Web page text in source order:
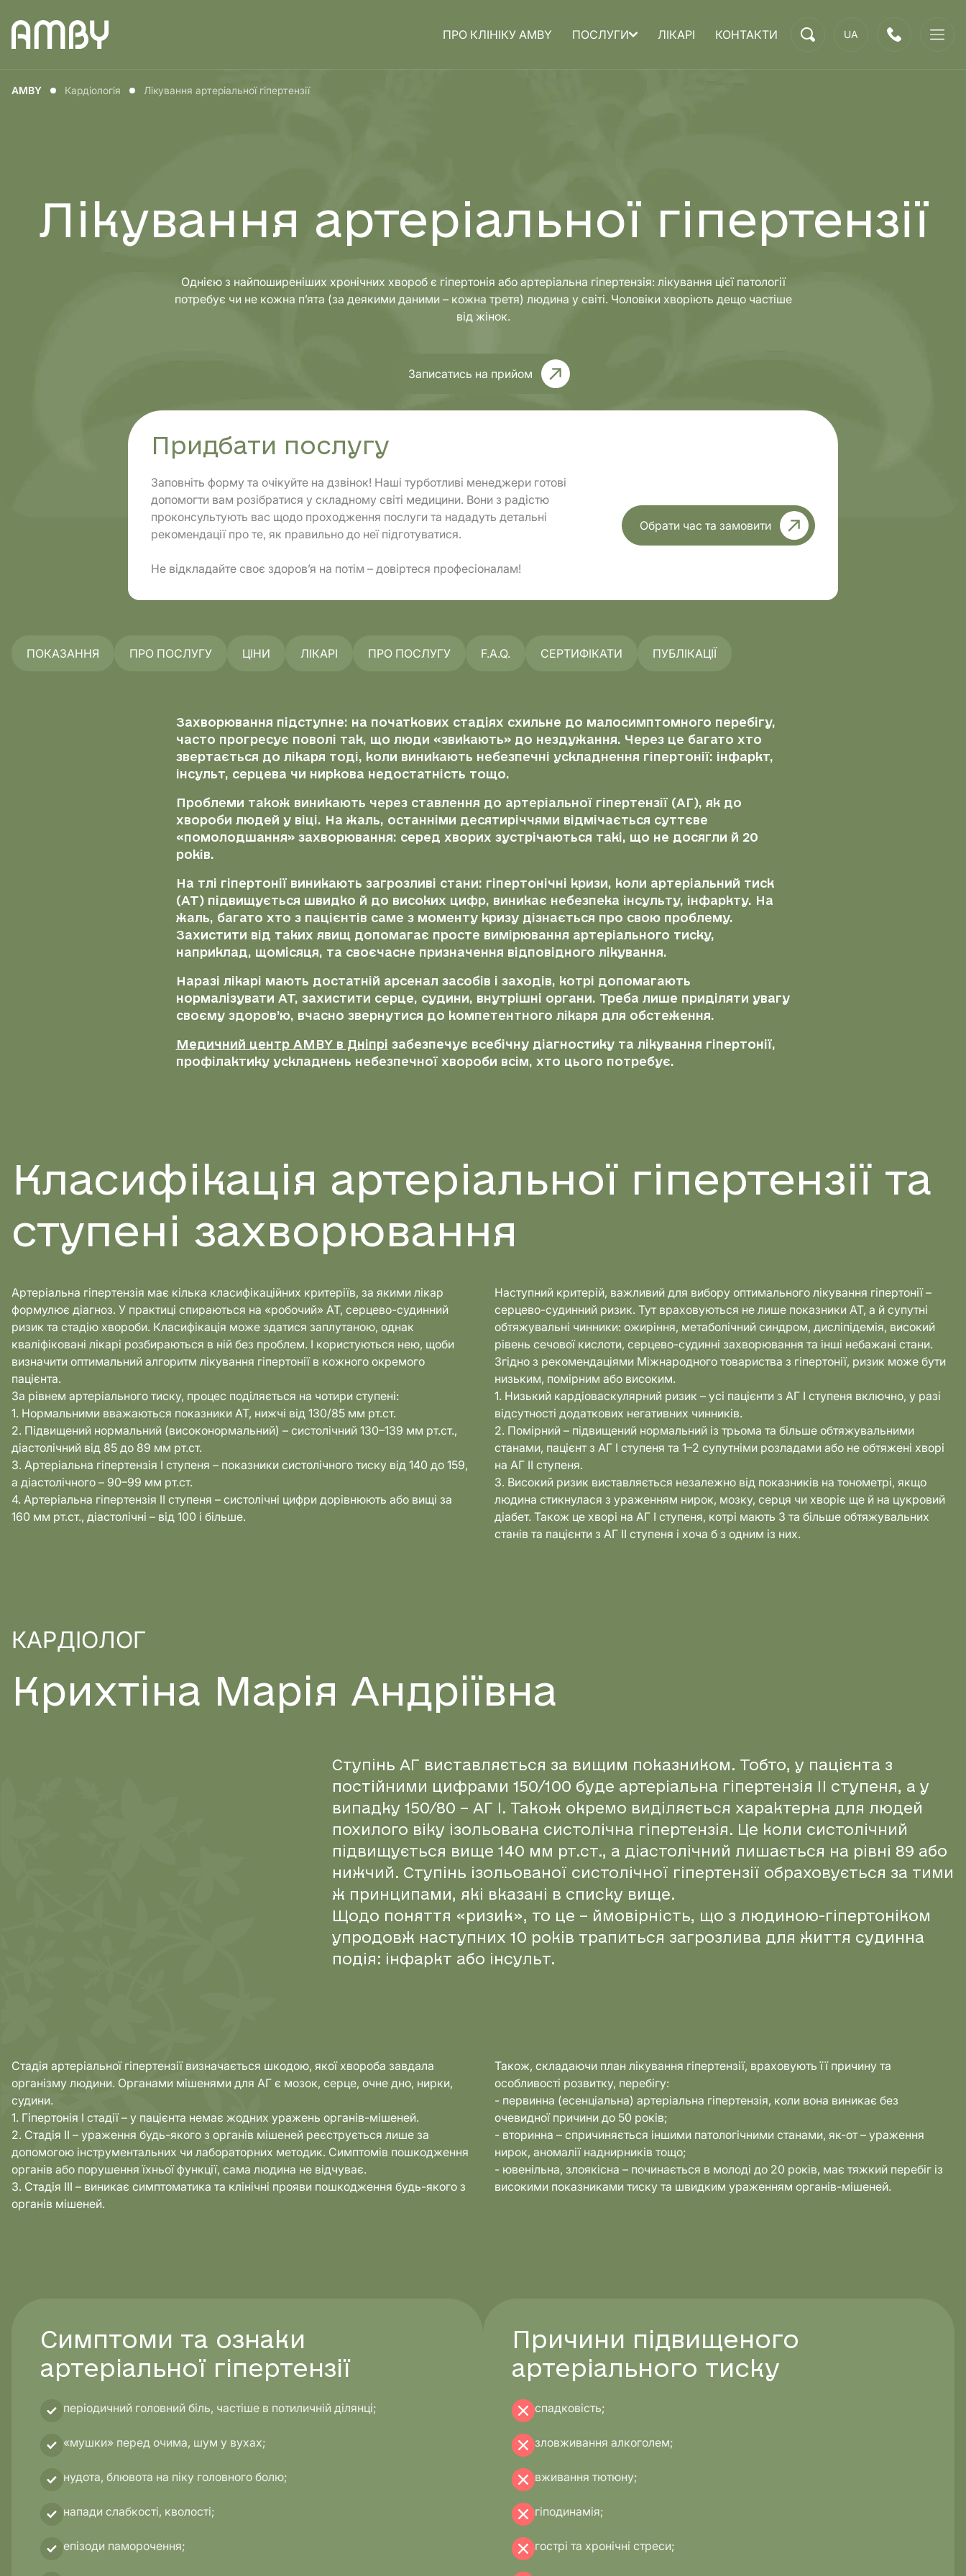
ПРО КЛІНІКУ AMBY ПОСЛУГИ
Медицина для
Медицина для
Комплексні
ЛІКАРІ КОНТАКТИ UA
AMBY Кардіологія Лікування артеріальної гіпертензії
Лікування артеріальної гіпертензії
Однією з найпоширеніших хронічних хвороб є гіпертонія або артеріальна гіпертензія: лікування цієї патології
потребує чи не кожна п’ята (за деякими даними – кожна третя) людина у світі. Чоловіки хворіють дещо частіше
від жінок.
Записатись на прийом
Придбати послугу
Заповніть форму та очікуйте на дзвінок! Наші турботливі менеджери готові
допомогти вам розібратися у складному світі медицини. Вони з радістю
проконсультують вас щодо проходження послуги та нададуть детальні
рекомендації про те, як правильно до неї підготуватися.
Не відкладайте своє здоров’я на потім – довіртеся професіоналам!
Обрати час та замовити
ПОКАЗАННЯ ПРО ПОСЛУГУ ЦІНИ ЛІКАРІ ПРО ПОСЛУГУ F.A.Q. СЕРТИФІКАТИ ПУБЛІКАЦІЇ
Захворювання підступне: на початкових стадіях схильне до малосимптомного перебігу,
часто прогресує поволі так, що люди «звикають» до нездужання. Через це багато хто
звертається до лікаря тоді, коли виникають небезпечні ускладнення гіпертонії: інфаркт,
інсульт, серцева чи ниркова недостатність тощо.
Проблеми також виникають через ставлення до артеріальної гіпертензії (АГ), як до
хвороби людей у віці. На жаль, останніми десятиріччями відмічається суттєве
«помолодшання» захворювання: серед хворих зустрічаються такі, що не досягли й 20
років.
На тлі гіпертонії виникають загрозливі стани: гіпертонічні кризи, коли артеріальний тиск
(АТ) підвищується швидко й до високих цифр, виникає небезпека інсульту, інфаркту. На
жаль, багато хто з пацієнтів саме з моменту кризу дізнається про свою проблему.
Захистити від таких явищ допомагає просте вимірювання артеріального тиску,
наприклад, щомісяця, та своєчасне призначення відповідного лікування.
Наразі лікарі мають достатній арсенал засобів і заходів, котрі допомагають
нормалізувати АТ, захистити серце, судини, внутрішні органи. Треба лише приділяти увагу
своєму здоров’ю, вчасно звернутися до компетентного лікаря для обстеження.
Медичний центр AMBY в Дніпрі забезпечує всебічну діагностику та лікування гіпертонії,
профілактику ускладнень небезпечної хвороби всім, хто цього потребує.
Класифікація артеріальної гіпертензії та
ступені захворювання
Артеріальна гіпертензія має кілька класифікаційних критеріїв, за якими лікар
формулює діагноз. У практиці спираються на «робочий» АТ, серцево-судинний
ризик та стадію хвороби. Класифікація може здатися заплутаною, однак
кваліфіковані лікарі розбираються в ній без проблем. І користуються нею, щоби
визначити оптимальний алгоритм лікування гіпертонії в кожного окремого
пацієнта.
За рівнем артеріального тиску, процес поділяється на чотири ступені:
1. Нормальними вважаються показники АТ, нижчі від 130/85 мм рт.ст.
2. Підвищений нормальний (високонормальний) – систолічний 130–139 мм рт.ст.,
діастолічний від 85 до 89 мм рт.ст.
3. Артеріальна гіпертензія І ступеня – показники систолічного тиску від 140 до 159,
а діастолічного – 90–99 мм рт.ст.
4. Артеріальна гіпертензія II ступеня – систолічні цифри дорівнюють або вищі за
160 мм рт.ст., діастолічні – від 100 і більше.
Наступний критерій, важливий для вибору оптимального лікування гіпертонії –
серцево-судинний ризик. Тут враховуються не лише показники АТ, а й супутні
обтяжувальні чинники: ожиріння, метаболічний синдром, дисліпідемія, високий
рівень сечової кислоти, серцево-судинні захворювання та інші небажані стани.
Згідно з рекомендаціями Міжнародного товариства з гіпертонії, ризик може бути
низьким, помірним або високим.
1. Низький кардіоваскулярний ризик – усі пацієнти з АГ І ступеня включно, у разі
відсутності додаткових негативних чинників.
2. Помірний – підвищений нормальний із трьома та більше обтяжувальними
станами, пацієнт з АГ І ступеня та 1–2 супутніми розладами або не обтяжені хворі
на АГ II ступеня.
3. Високий ризик виставляється незалежно від показників на тонометрі, якщо
людина стикнулася з ураженням нирок, мозку, серця чи хворіє ще й на цукровий
діабет. Також це хворі на АГ І ступеня, котрі мають 3 та більше обтяжувальних
станів та пацієнти з АГ II ступеня і хоча б з одним із них.
КАРДІОЛОГ
Крихтіна М арія Андрі ївна
Ступінь АГ виставляється за вищим показником. Тобто, у пацієнта з
постійними цифрами 150/100 буде артеріальна гіпертензія II ступеня, а у
випадку 150/80 – АГ І. Також окремо виділяється характерна для людей
похилого віку ізольована систолічна гіпертензія. Це коли систолічний
підвищується вище 140 мм рт.ст., а діастолічний лишається на рівні 89 або
нижчий. Ступінь ізольованої систолічної гіпертензії обраховується за тими
ж принципами, які вказані в списку вище.
Щодо поняття «ризик», то це – ймовірність, що з людиною-гіпертоніком
упродовж наступних 10 років трапиться загрозлива для життя судинна
подія: інфаркт або інсульт.
Стадія артеріальної гіпертензії визначається шкодою, якої хвороба завдала
організму людини. Органами мішенями для АГ є мозок, серце, очне дно, нирки,
судини.
1. Гіпертонія I стадії – у пацієнта немає жодних уражень органів-мішеней.
2. Стадія II – ураження будь-якого з органів мішеней реєструється лише за
допомогою інструментальних чи лабораторних методик. Симптомів пошкодження
органів або порушення їхньої функції, сама людина не відчуває.
3. Стадія III – виникає симптоматика та клінічні прояви пошкодження будь-якого з
органів мішеней.
Також, складаючи план лікування гіпертензії, враховують її причину та
особливості розвитку, перебігу:
- первинна (есенціальна) артеріальна гіпертензія, коли вона виникає без
очевидної причини до 50 років;
- вторинна – спричиняється іншими патологічними станами, як-от – ураження
нирок, аномалії наднирників тощо;
- ювенільна, злоякісна – починається в молоді до 20 років, має тяжкий перебіг із
високими показниками тиску та швидким ураженням органів-мішеней.
Симптоми та ознаки
артеріальної гіпертензії
періодичний головний біль, частіше в потиличній ділянці;
«мушки» перед очима, шум у вухах;
нудота, блювота на піку головного болю;
напади слабкості, кволості;
епізоди паморочення;
Причини підвищеного
артеріального тиску
спадковість;
зловживання алкоголем;
вживання тютюну;
гіподинамія;
гострі та хронічні стреси;